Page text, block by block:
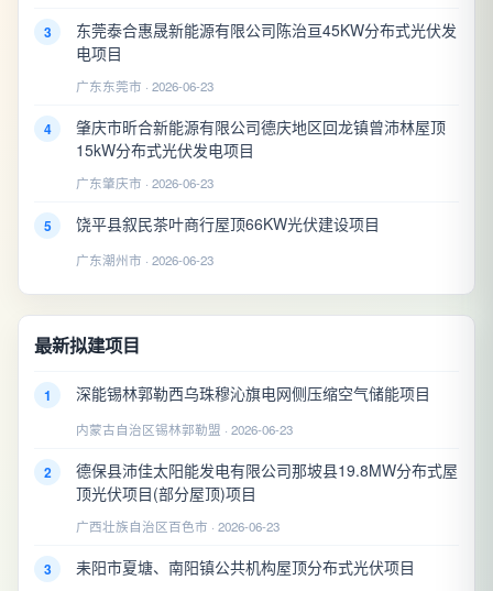
3
东莞泰合惠晟新能源有限公司陈治亘45KW分布式光伏发
电项目
广东东莞市 · 2026-06-23
4
肇庆市昕合新能源有限公司德庆地区回龙镇曾沛林屋顶
15kW分布式光伏发电项目
广东肇庆市 · 2026-06-23
5 饶平县叙民茶叶商行屋顶66KW光伏建设项目
广东潮州市 · 2026-06-23
最新拟建项目
1 深能锡林郭勒西乌珠穆沁旗电网侧压缩空气储能项目
内蒙古自治区锡林郭勒盟 · 2026-06-23
2
德保县沛佳太阳能发电有限公司那坡县19.8MW分布式屋
顶光伏项目(部分屋顶)项目
广西壮族自治区百色市 · 2026-06-23
3 耒阳市夏塘、南阳镇公共机构屋顶分布式光伏项目